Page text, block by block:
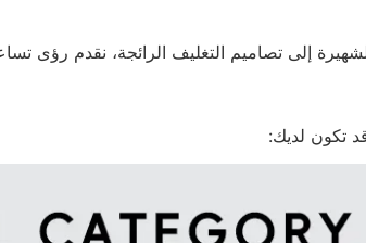
إلى تصاميم التغليف الرائجة، نقدم رؤى
تكون لديك: